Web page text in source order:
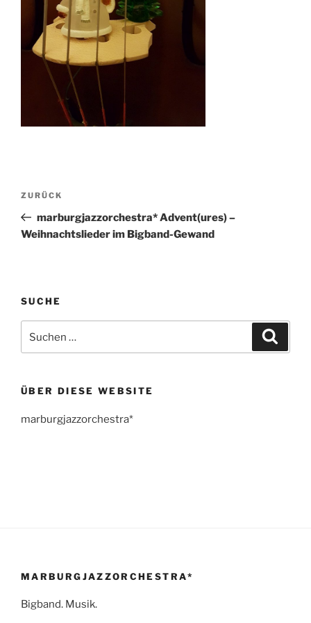
Beitragsnavigation
Vorheriger
Beitrag
ZURÜCK
marburgjazzorchestra* Advent(ures) –
Weihnachtslieder im Bigband-Gewand
SUCHE
nach:
ÜBER DIESE WEBSITE
marburgjazzorchestra*
MARBURGJAZZORCHESTRA*
Bigband. Musik.